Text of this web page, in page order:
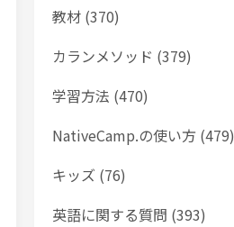
教材 (370)
カランメソッド (379)
学習方法 (470)
NativeCamp.の使い方 (479)
キッズ (76)
英語に関する質問 (393)